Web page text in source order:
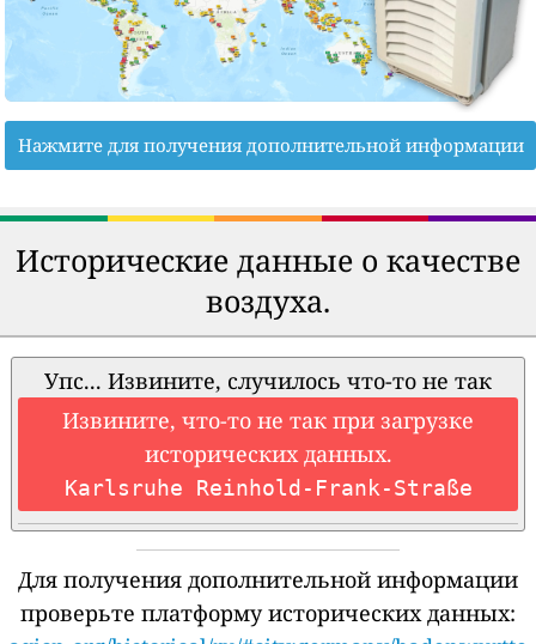
Нажмите для получения дополнительной информации
Исторические данные о качестве
воздуха.
Упс... Извините, случилось что-то не так
Извините, что-то не так при загрузке
исторических данных.
Karlsruhe Reinhold-Frank-Straße
Для получения дополнительной информации
проверьте платформу исторических данных: